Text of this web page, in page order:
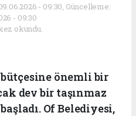
- 09:30, Güncelleme:
- 09:30
okundu.
önemli bir
dev bir taşınmaz
Of Belediyesi,